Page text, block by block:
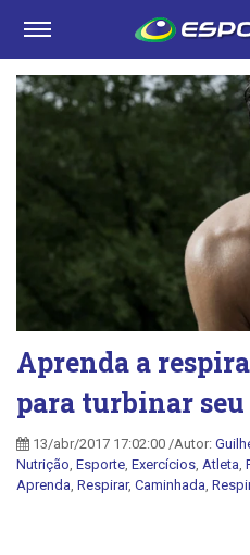
Aprenda a
para turbinar seu
13/abr/2017 17:02:00 /Autor:
Nutrição Esporte Exercícios Atleta
Aprenda Respirar, Caminhada